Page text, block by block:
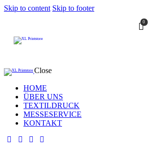
Skip to content Skip to footer
0
Close
HOME
ÜBER UNS
TEXTILDRUCK
MESSESERVICE
KONTAKT